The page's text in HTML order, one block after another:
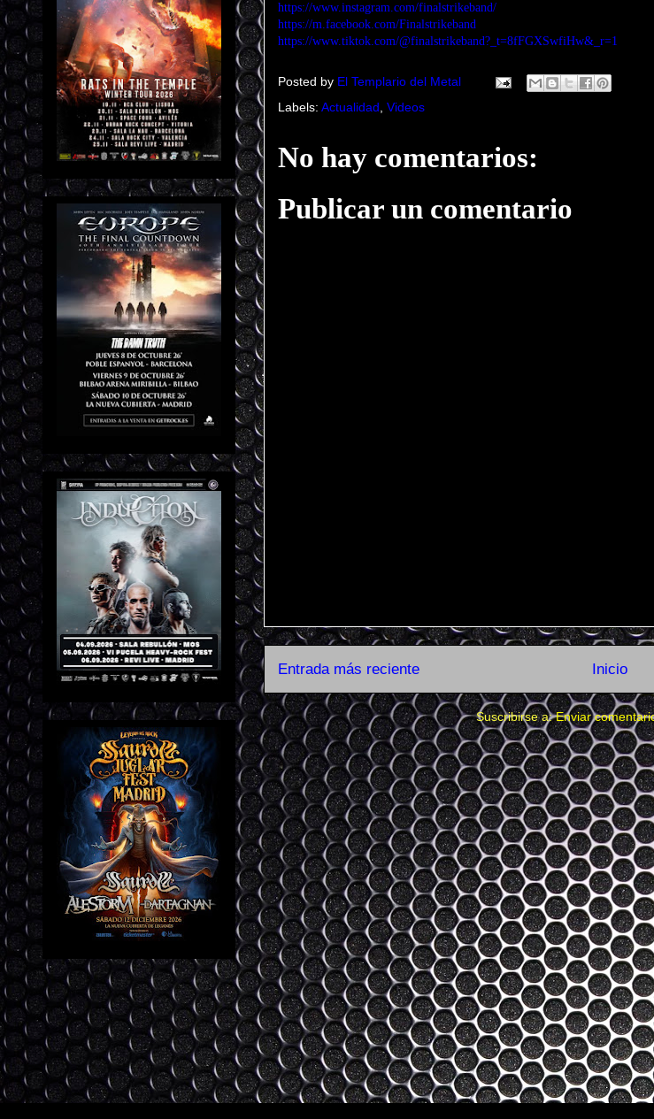
https://www.instagram.com/finalstrikeband/
https://m.facebook.com/Finalstrikeband
https://www.tiktok.com/@finalstrikeband?_t=8fFGXSwfiHw&_r=1
Posted by El Templario del Metal
Labels: Actualidad Videos
No hay comentarios:
Publicar un comentario
Entrada más reciente Inicio
Suscribirse a:Enviar